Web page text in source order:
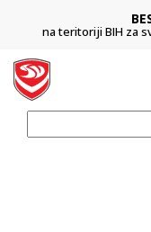
na teritoriji BIH za